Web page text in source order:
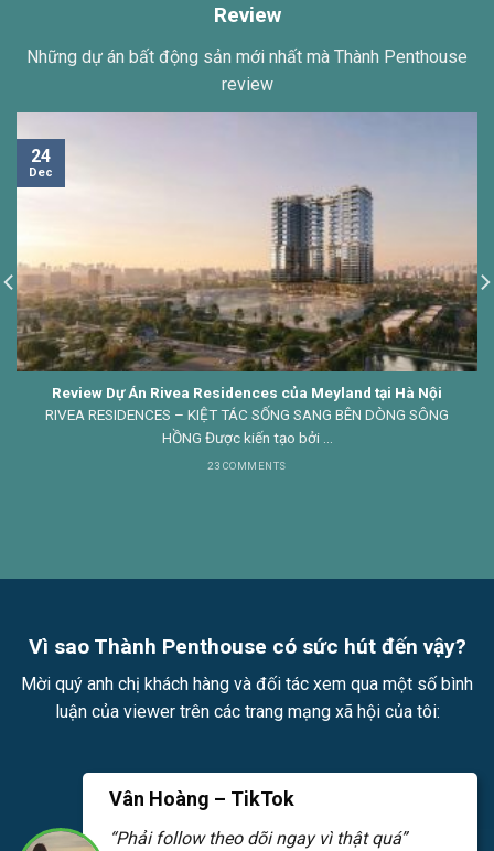
Review
Những dự án bất động sản mới nhất mà Thành Penthouse
review
Review Dự Án Rivea Residences của Meyland tại Hà Nội
RIVEA RESIDENCES – KIỆT TÁC SỐNG SANG BÊN DÒNG SÔNG
HỒNG Được kiến tạo bởi ...
23 COMMENTS
24
Dec
Vì sao Thành Penthouse có sức hút đến vậy?
Mời quý anh chị khách hàng và đối tác xem qua một số bình
luận của viewer trên các trang mạng xã hội của tôi:
Vân Hoàng – TikTok
“Phải follow theo dõi ngay vì thật quá”